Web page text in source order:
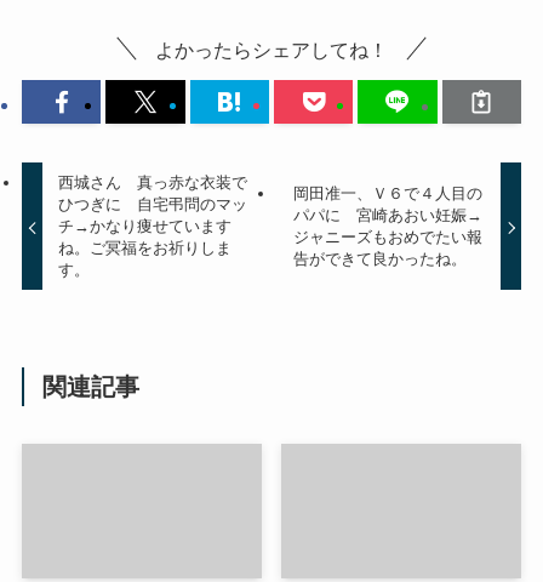
よかったらシェアしてね！
西城さん 真っ赤な衣装で
ひつぎに 自宅弔問のマッ
チ→かなり痩せています
ね。ご冥福をお祈りしま
す。
岡田准一、Ｖ６で４人目の
パパに 宮崎あおい妊娠→
ジャニーズもおめでたい報
告ができて良かったね。
関連記事